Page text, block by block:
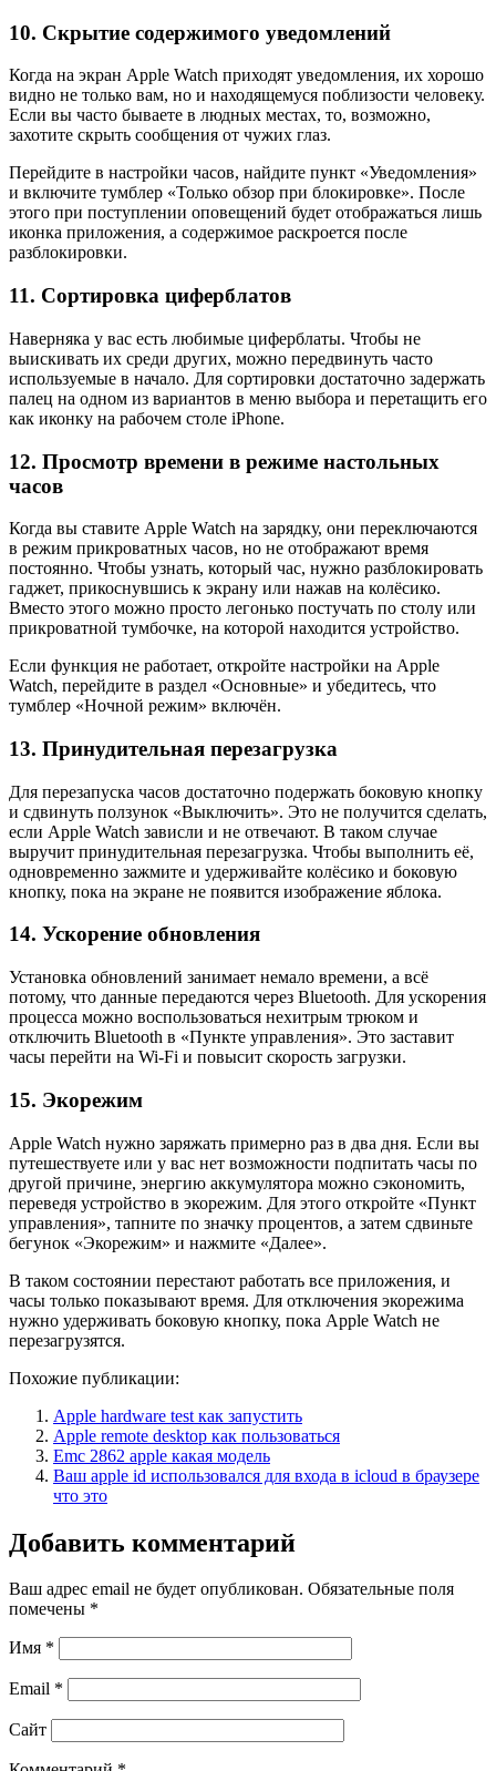
10. Скрытие содержимого уведомлений
Когда на экран Apple Watch приходят уведомления, их хорошо
видно не только вам, но и находящемуся поблизости человеку.
Если вы часто бываете в людных местах, то, возможно,
захотите скрыть сообщения от чужих глаз.
Перейдите в настройки часов, найдите пункт «Уведомления»
и включите тумблер «Только обзор при блокировке». После
этого при поступлении оповещений будет отображаться лишь
иконка приложения, а содержимое раскроется после
разблокировки.
11. Сортировка циферблатов
Наверняка у вас есть любимые циферблаты. Чтобы не
выискивать их среди других, можно передвинуть часто
используемые в начало. Для сортировки достаточно задержать
палец на одном из вариантов в меню выбора и перетащить его
как иконку на рабочем столе iPhone.
12. Просмотр времени в режиме настольных
часов
Когда вы ставите Apple Watch на зарядку, они переключаются
в режим прикроватных часов, но не отображают время
постоянно. Чтобы узнать, который час, нужно разблокировать
гаджет, прикоснувшись к экрану или нажав на колёсико.
Вместо этого можно просто легонько постучать по столу или
прикроватной тумбочке, на которой находится устройство.
Если функция не работает, откройте настройки на Apple
Watch, перейдите в раздел «Основные» и убедитесь, что
тумблер «Ночной режим» включён.
13. Принудительная перезагрузка
Для перезапуска часов достаточно подержать боковую кнопку
и сдвинуть ползунок «Выключить». Это не получится сделать,
если Apple Watch зависли и не отвечают. В таком случае
выручит принудительная перезагрузка. Чтобы выполнить её,
одновременно зажмите и удерживайте колёсико и боковую
кнопку, пока на экране не появится изображение яблока.
14. Ускорение обновления
Установка обновлений занимает немало времени, а всё
потому, что данные передаются через Bluetooth. Для ускорения
процесса можно воспользоваться нехитрым трюком и
отключить Bluetooth в «Пункте управления». Это заставит
часы перейти на Wi‑Fi и повысит скорость загрузки.
15. Экорежим
Apple Watch нужно заряжать примерно раз в два дня. Если вы
путешествуете или у вас нет возможности подпитать часы по
другой причине, энергию аккумулятора можно сэкономить,
переведя устройство в экорежим. Для этого откройте «Пункт
управления», тапните по значку процентов, а затем сдвиньте
бегунок «Экорежим» и нажмите «Далее».
В таком состоянии перестают работать все приложения, и
часы только показывают время. Для отключения экорежима
нужно удерживать боковую кнопку, пока Apple Watch не
перезагрузятся.
Похожие публикации:
Apple hardware test как запустить
Apple remote desktop как пользоваться
Emc 2862 apple какая модель
Ваш apple id использовался для входа в icloud в браузере
что это
Добавить комментарий
Ваш адрес email не будет опубликован. Обязательные поля
помечены *
Имя *
Email *
Сайт